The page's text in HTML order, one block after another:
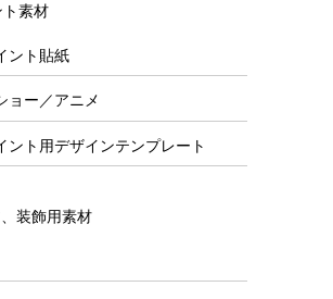
素材
ント貼紙
ョー／アニメ
ント用デザインテンプレート
装飾用素材